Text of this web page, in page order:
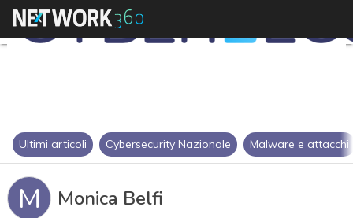
Ultimi articoli Cybersecurity Nazionale Malware e attacchi
M Monica Belfi